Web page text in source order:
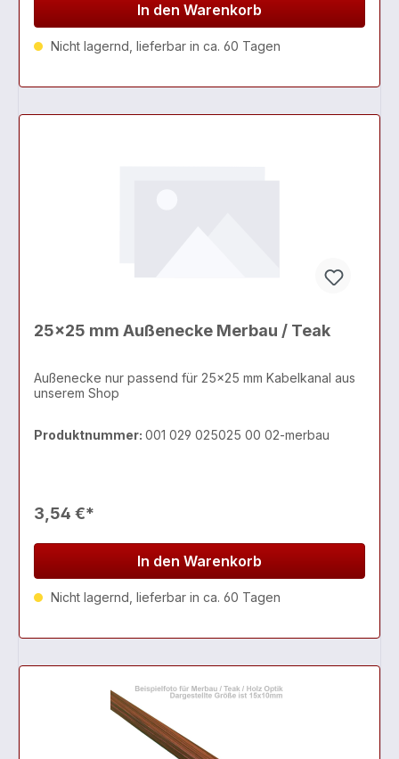
In den Warenkorb
Nicht lagernd, lieferbar in ca. 60 Tagen
25x25 mm Außenecke Merbau / Teak
Außenecke nur passend für 25x25 mm Kabelkanal aus
unserem Shop
Produktnummer: 001 029 025025 00 02-merbau
3,54 €*
In den Warenkorb
Nicht lagernd, lieferbar in ca. 60 Tagen